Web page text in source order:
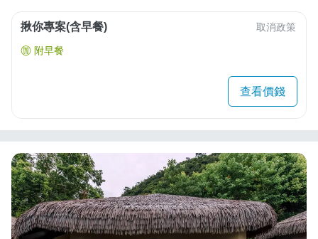
揪你專案(含早餐) 取消政策
附早餐
查看價錢